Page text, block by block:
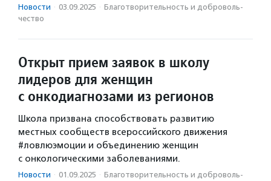
Новости · 03.09.2025 · Благотвори­тель­ность и доброволь­
чест­во
Открыт прием заявок в школу
лидеров для женщин
с онкодиагнозами из регионов
Школа призвана способствовать развитию
местных сообществ всероссийского движения
#ловлюэмоции и объединению женщин
с онкологическими заболеваниями.
Новости · 01.09.2025 · Благотвори­тель­ность и доброволь­